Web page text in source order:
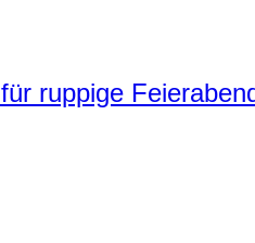
ruppige